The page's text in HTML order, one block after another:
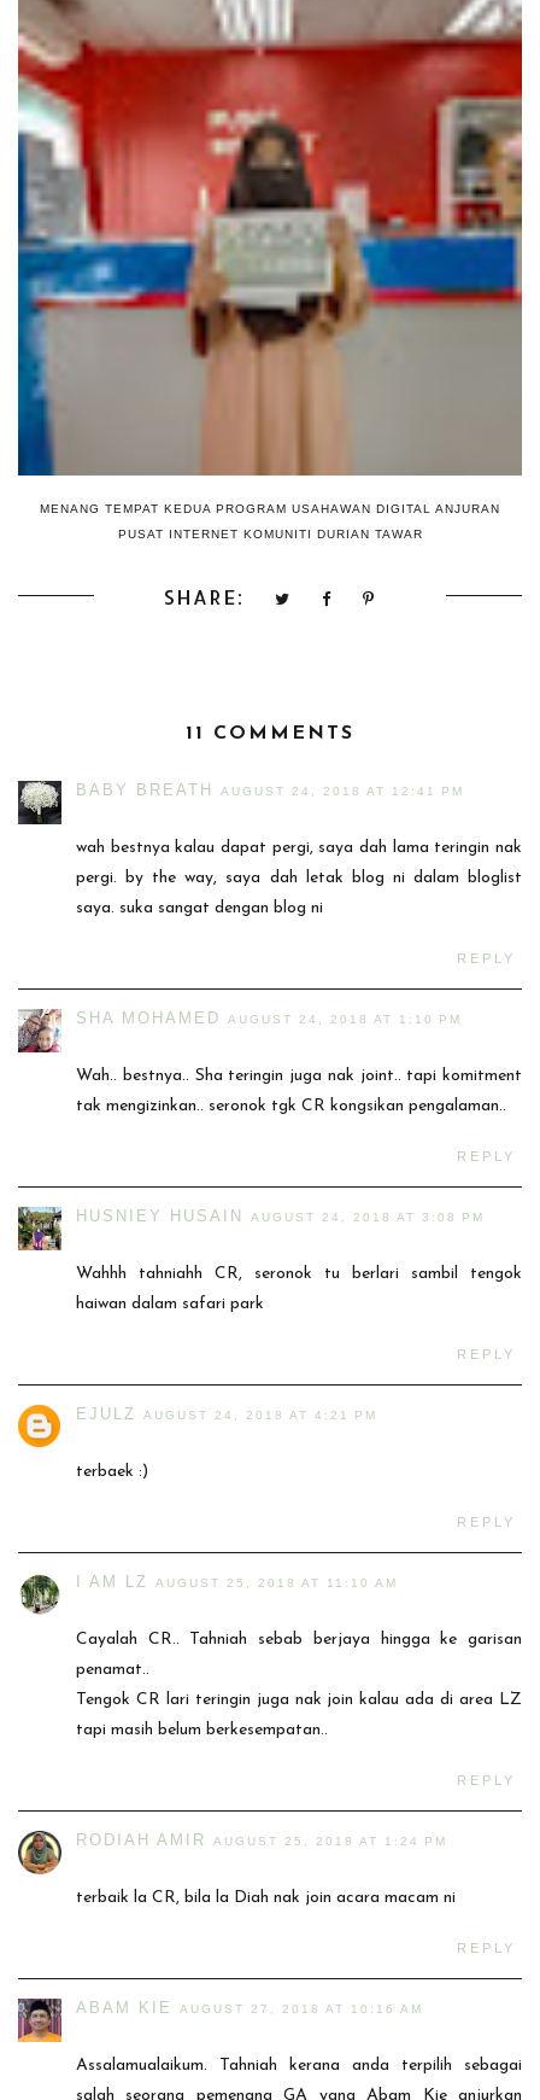
MENANG TEMPAT KEDUA PROGRAM USAHAWAN DIGITAL ANJURAN
PUSAT INTERNET KOMUNITI DURIAN TAWAR
SHARE:
11 COMMENTS
BABY BREATH AUGUST 24, 2018 AT 12:41 PM
wah bestnya kalau dapat pergi, saya dah lama teringin nak
pergi. by the way, saya dah letak blog ni dalam bloglist
saya. suka sangat dengan blog ni
REPLY
SHA MOHAMED AUGUST 24, 2018 AT 1:10 PM
Wah.. bestnya.. Sha teringin juga nak joint.. tapi komitment
tak mengizinkan.. seronok tgk CR kongsikan pengalaman..
REPLY
HUSNIEY HUSAIN AUGUST 24, 2018 AT 3:08 PM
Wahhh tahniahh CR, seronok tu berlari sambil tengok
haiwan dalam safari park
REPLY
EJULZ AUGUST 24, 2018 AT 4:21 PM
terbaek :)
REPLY
I AM LZ AUGUST 25, 2018 AT 11:10 AM
Cayalah CR.. Tahniah sebab berjaya hingga ke garisan
penamat..
Tengok CR lari teringin juga nak join kalau ada di area LZ
tapi masih belum berkesempatan..
REPLY
RODIAH AMIR AUGUST 25, 2018 AT 1:24 PM
terbaik la CR, bila la Diah nak join acara macam ni
REPLY
ABAM KIE AUGUST 27, 2018 AT 10:16 AM
Assalamualaikum. Tahniah kerana anda terpilih sebagai
salah seorang pemenang GA yang Abam Kie anjurkan